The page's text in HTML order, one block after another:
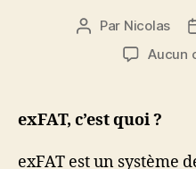
Auteur
l’article
Par Nicolas
Aucun
exFAT, c’est quoi ?
exFAT est un système